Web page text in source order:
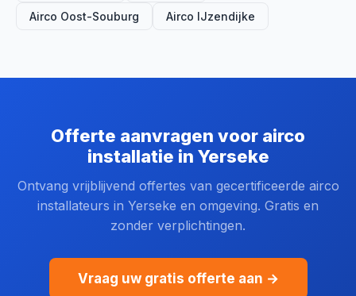
Airco Oost-Souburg Airco IJzendijke
Offerte aanvragen voor airco
installatie in Yerseke
Ontvang vrijblijvend offertes van gecertificeerde airco
installateurs in Yerseke en omgeving. Gratis en
zonder verplichtingen.
Vraag uw gratis offerte aan →